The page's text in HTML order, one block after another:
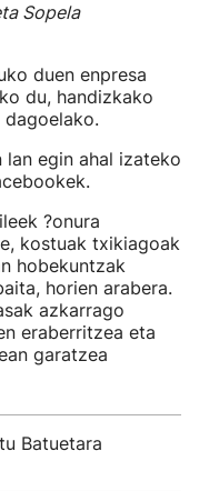
Sopela
duen enpresa
du, handizkako
lan egin ahal izateko
?onura
kostuak txikiagoak
hobekuntzak
horien arabera.
azkarrago
eraberritzea eta
garatzea
Batuetara